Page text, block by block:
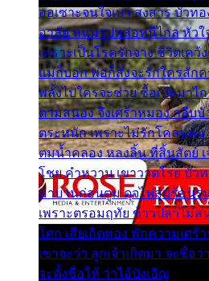
ออเซาะจนใจเบา สงสาร บัวท
อาลัย หนุ่มรูปหล่อหนีไกล หัวใ
เพราะเป็นโรครักจาง ชีวิตเคว้
แม่ก็บอก พ่อก็สั่งจะรักใครสักค
พลั้งไปใครจะช่วย ซื้อเปลมาไ
ตามสนอง จึงเศร้าหมอง กลีบ
ตระหนัก เพราะไม่รักโคลนต
ตมน้ำคลอง หลงลิ้น ที่สิ้นสัตย์
โชย คำหวาน เขาวาดโรย บัว
มาบานก่อนตูม ดุจไฟสุมร้อนรุ
เพราะตรอมฤทัย ข้าวปลาไม่ส
โศก เสียเถิดทอง พักความเศร้
เขาจะว่า ลูกเจ้าเกิดมา จะชื่อ
จะตั้งชื่อให้ ว่าไอ้บังเอิญ